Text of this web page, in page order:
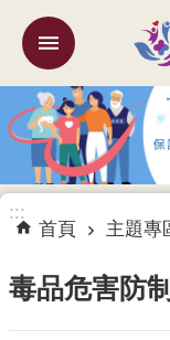
跳到主要內容區塊
機
關
簡
介
訊
公
告
:::
:::
首頁 主題專
毒品危害防